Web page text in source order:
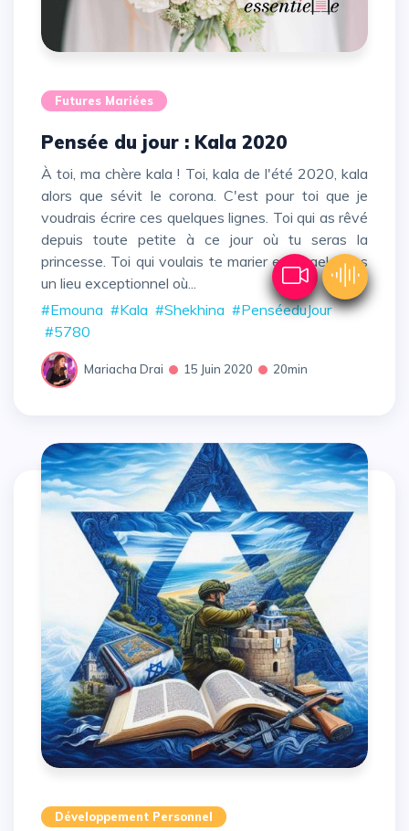
Futures Mariées
Pensée du jour : Kala 2020
À toi, ma chère kala ! Toi, kala de l'été 2020, kala
alors que sévit le corona. C'est pour toi que je
voudrais écrire ces quelques lignes. Toi qui as rêvé
depuis toute petite à ce jour où tu seras la
princesse. Toi qui voulais te marier en Israel, dans
un lieu exceptionnel où...
#Emouna #Kala #Shekhina #PenséeduJour
#5780
Mariacha Drai 15 Juin 2020 20min
Développement Personnel